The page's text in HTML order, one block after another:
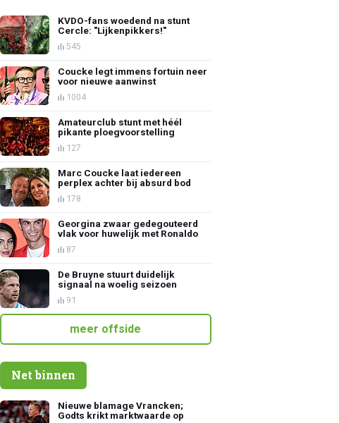
KVDO-fans woedend na stunt
Cercle: "Lijkenpikkers!"
545
Coucke legt immens fortuin neer
voor nieuwe aanwinst
1004
Amateurclub stunt met héél
pikante ploegvoorstelling
127
Marc Coucke laat iedereen
perplex achter bij absurd bod
178
Georgina zwaar gedegouteerd
vlak voor huwelijk met Ronaldo
87
De Bruyne stuurt duidelijk
signaal na woelig seizoen
91
meer offside
Net binnen
Nieuwe blamage Vrancken;
Godts krikt marktwaarde op